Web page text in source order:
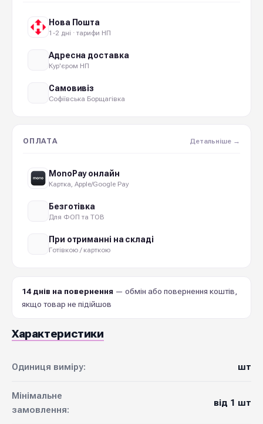
Нова Пошта
1-2 дні · тарифи НП
Адресна доставка
Кур'єром НП
Самовивіз
Софіївська Борщагівка
ОПЛАТА Детальніше →
MonoPay онлайн
Картка, Apple/Google Pay
Безготівка
Для ФОП та ТОВ
При отриманні на складі
Готівкою / карткою
14 днів на повернення — обмін або повернення коштів,
якщо товар не підійшов
Характеристики
Одиниця виміру: шт
Мінімальне
замовлення:
від 1 шт